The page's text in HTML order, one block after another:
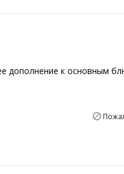
дополнение к основным